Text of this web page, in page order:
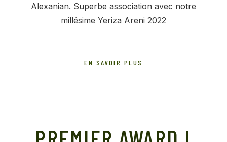
Alexanian. Superbe association avec notre
millésime Yeriza Areni 2022
EN SAVOIR PLUS